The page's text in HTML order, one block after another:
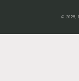
© 2025,